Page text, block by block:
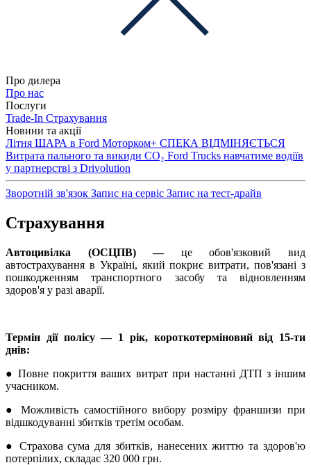
Про дилера
Про нас
Послуги
Trade-In Страхування
Новини та акції
Літня ШАРА в Ford Моторком+ СПЕКА ВІДМІНЯЄТЬСЯ
Витрата пального та викиди CO₂ Ford Trucks навчатиме водіїв
у партнерстві з Drivolution
Зворотній зв'язок Запис на сервіс Запис на тест-драйв
Страхування
Автоцивілка (ОСЦПВ) — це обов'язковий вид
автострахування в Україні, який покриє витрати, пов'язані з
пошкодженням транспортного засобу та відновленням
здоров'я у разі аварії.
Термін дії полісу — 1 рік, короткотерміновий від 15-ти
днів:
●Повне покриття ваших витрат при настанні ДТП з іншим
учасником.
● Можливість самостійного вибору розміру франшизи при
відшкодуванні збитків третім особам.
●
Страхова сума для збитків, нанесених життю та здоров'ю
потерпілих, складає 320 000 грн.